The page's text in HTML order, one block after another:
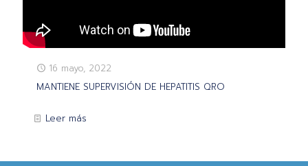
16 mayo, 2022
MANTIENE SUPERVISIÓN DE HEPATITIS QRO
Leer más